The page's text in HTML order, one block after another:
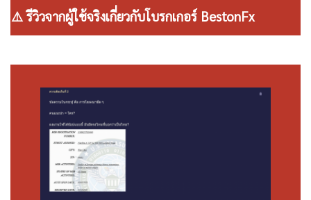
⚠️ รีวิวจากผู้ใช้จริงเกี่ยวกับโบรกเกอร์ BestonFx